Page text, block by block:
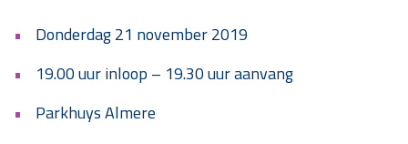
Donderdag 21 november 2019
19.00 uur inloop – 19.30 uur aanvang
Parkhuys Almere